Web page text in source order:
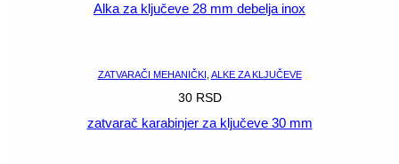
Alka za ključeve 28 mm debelja inox
ZATVARAČI MEHANIČKI ALKE ZA KLJUČEVE
30 RSD
zatvarač karabinjer za ključeve 30 mm